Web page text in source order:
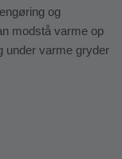
og
modstå varme op
under varme gryder